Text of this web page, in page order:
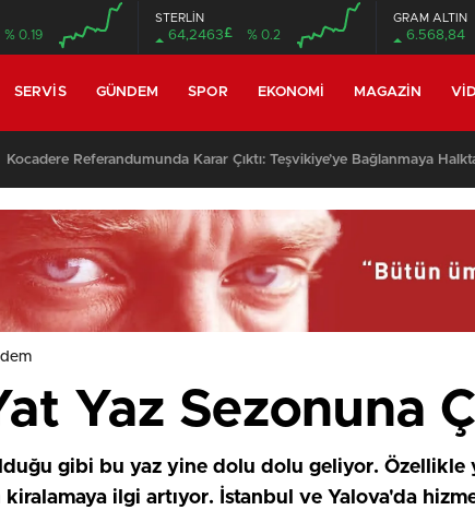
% 0.19
STERLİN
64,2463£ % 0.2
GRAM ALTIN
6.568,84
SERVIS GÜNDEM SPOR EKONOMI MAGAZIN
Yaz Sezonuna
gibi bu yaz yine dolu dolu geliyor.
ilgi artıyor. İstanbul ve Yalova'da